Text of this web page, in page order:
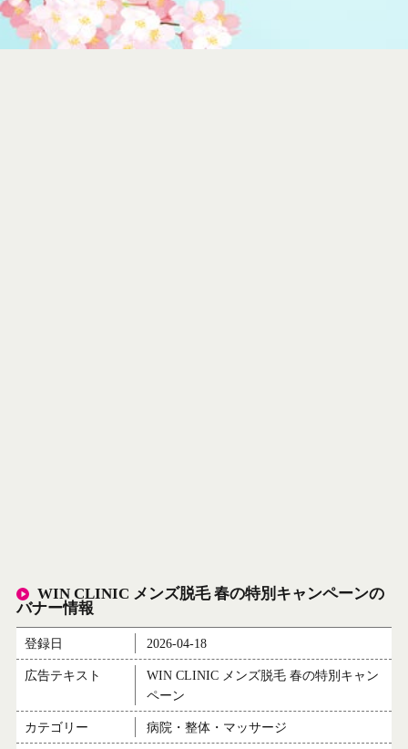
WIN CLINIC メンズ脱毛 春の特別キャンペーンの
バナー情報
登録日 2026-04-18
広告テキスト
WIN CLINIC メンズ脱毛 春の特別キャン
ペーン
カテゴリー 病院・整体・マッサージ